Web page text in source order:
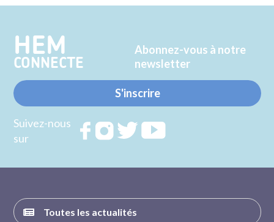
Twitter
Facebook
HEM
CONNECTE
Abonnez-vous à notre
newsletter
S'inscrire
Suivez-nous
sur
RejoignezRejoignezRejoignez
Toutes les actualités